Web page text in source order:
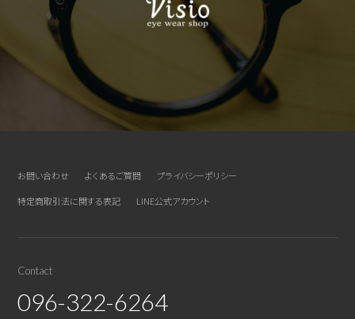
お問い合わせ よくあるご質問
プライバシーポリシー
特定商取引法に関する表記
LINE公式アカウント
Contact
096-322-6264